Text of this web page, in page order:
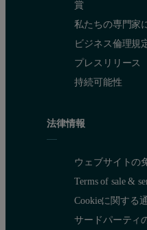
賞
私たちの専門家
ビジネス倫理規
プレスリリース
持続可能性
法律情報
ウェブサイトの
Terms of sale &
Cookieに関する
サードパーティ